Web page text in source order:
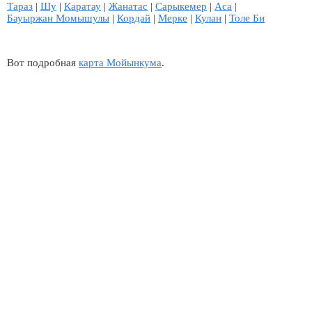
Тараз | Шу | Каратау | Жанатас | Сарыкемер | Аса |
Бауыржан Момышулы | Кордай | Мерке | Кулан | Толе Би
Вот подробная карта Мойынкума.